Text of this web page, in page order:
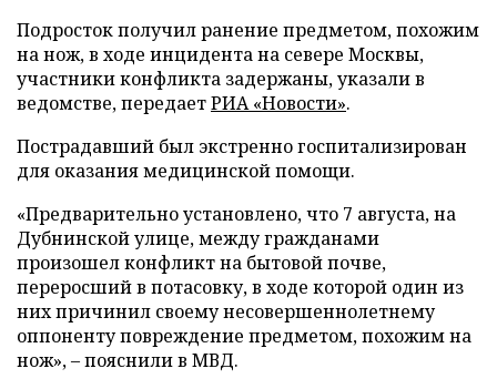
Подросток получил ранение предметом, похожим
на нож, в ходе инцидента на севере Москвы,
участники конфликта задержаны, указали в
ведомстве, передаетРИА «Новости».
Пострадавший был экстренно госпитализирован
для оказания медицинской помощи.
«Предварительно установлено, что 7 августа, на
Дубнинской улице, между гражданами
произошел конфликт на бытовой почве,
переросший в потасовку, в ходе которой один из
них причинил своему несовершеннолетнему
оппоненту повреждение предметом, похожим на
нож», – пояснили в МВД.